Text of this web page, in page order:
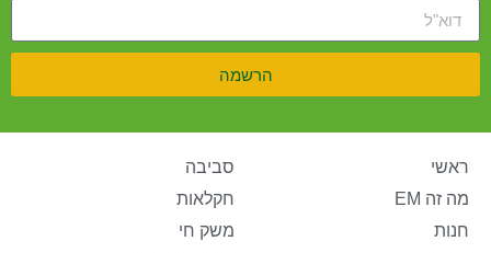
הרשמה
ראשי
מה זה EM
חנות
סביבה
חקלאות
משק חי